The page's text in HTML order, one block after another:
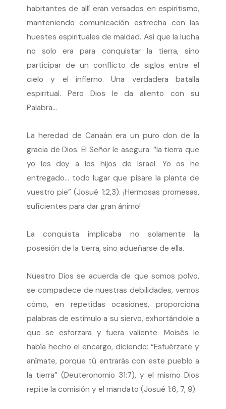
habitantes de allí eran versados en espiritismo,
manteniendo comunicación estrecha con las
huestes espirituales de maldad. Así que la lucha
no solo era para conquistar la tierra, sino
participar de un conflicto de siglos entre el
cielo y el infierno. Una verdadera batalla
espiritual. Pero Dios le da aliento con su
Palabra…
La heredad de Canaán era un puro don de la
gracia de Dios. El Señor le asegura: “la tierra que
yo les doy a los hijos de Israel. Yo os he
entregado… todo lugar que pisare la planta de
vuestro pie” (Josué 1:2,3). ¡Hermosas promesas,
suficientes para dar gran ánimo!
La conquista implicaba no solamente la
posesión de la tierra, sino adueñarse de ella.
Nuestro Dios se acuerda de que somos polvo,
se compadece de nuestras debilidades, vemos
cómo, en repetidas ocasiones, proporciona
palabras de estímulo a su siervo, exhortándole a
que se esforzara y fuera valiente. Moisés le
había hecho el encargo, diciendo: “Esfuérzate y
anímate, porque tú entrarás con este pueblo a
la tierra” (Deuteronomio 31:7), y el mismo Dios
repite la comisión y el mandato (Josué 1:6, 7, 9).